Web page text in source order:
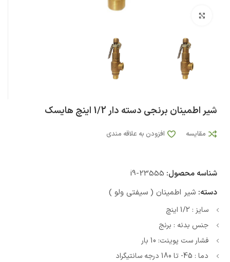
شیر اطمینان برنجی دسته دار 1/2 اینچ هایسک
مقایسه افزودن به علاقه مندی
شناسه محصول: i9-23555
دسته: شیر اطمینان ( سیفتی ولو )
سایز : 1/2 اینچ
جنس بدنه : برنج
فشار ست پوینت: 10 بار
دما : 45- تا 180 درجه سانتیگراد